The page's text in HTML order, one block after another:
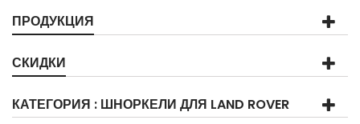
ПРОДУКЦИЯ
СКИДКИ
КАТЕГОРИЯ : ШНОРКЕЛИ ДЛЯ LAND ROVER